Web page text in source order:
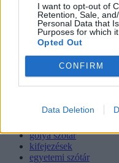
I want to opt-out of
Retention, Sale,
Personal Data that
Purposes for which
Opted Out
CONFIRM
Data Deletion
szótár egyetemistáknak
gólya szótár
kifejezések
egyetemi szótár